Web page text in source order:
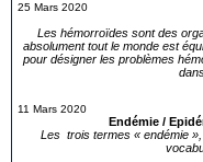
25 Mars 2020
Les hémorroïdes sont des
absolument tout le monde est
pour désigner les problèmes
11 Mars 2020
Endémie /
Les trois termes « endémie